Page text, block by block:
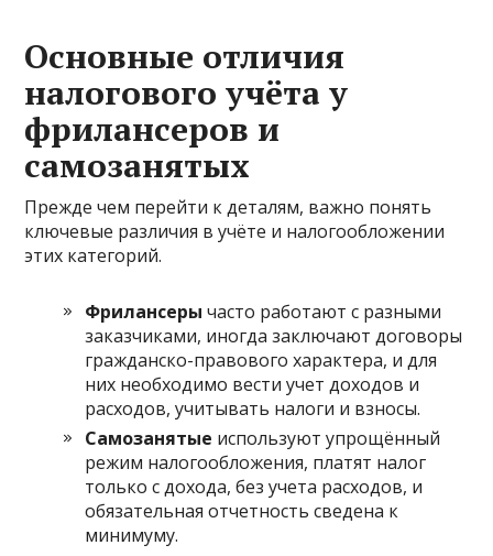
Основные отличия
налогового учёта у
фрилансеров и
самозанятых
Прежде чем перейти к деталям, важно понять
ключевые различия в учёте и налогообложении
этих категорий.
Фрилансеры часто работают с разными
заказчиками, иногда заключают договоры
гражданско-правового характера, и для
них необходимо вести учет доходов и
расходов, учитывать налоги и взносы.
Самозанятые используют упрощённый
режим налогообложения, платят налог
только с дохода, без учета расходов, и
обязательная отчетность сведена к
минимуму.